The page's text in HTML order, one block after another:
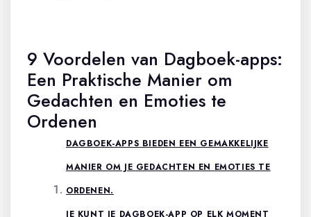
9 Voordelen van Dagboek-apps:
Een Praktische Manier om
Gedachten en Emoties te
Ordenen
DAGBOEK-APPS BIEDEN EEN GEMAKKELIJKE
MANIER OM JE GEDACHTEN EN EMOTIES TE
ORDENEN.
JE KUNT JE DAGBOEK-APP OP ELK MOMENT